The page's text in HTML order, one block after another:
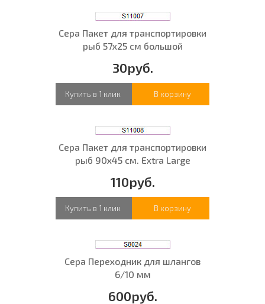
Сера Пакет для транспортировки
рыб 57х25 см большой
30руб.
Купить в 1 клик В корзину
Сера Пакет для транспортировки
рыб 90х45 см. Extra Large
110руб.
Купить в 1 клик В корзину
Сера Переходник для шлангов
6/10 мм
600руб.